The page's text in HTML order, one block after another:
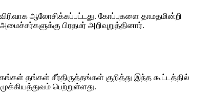
ஆலோசிக்கப்பட்டது. கோப்புகளை தாமதமின்றி
பிரதமர் அறிவுறுத்தினார்.
தங்கள் சீர்திருத்தங்கள் குறித்து இந்த கூட்டத்தில்
பெற்றுள்ளது.